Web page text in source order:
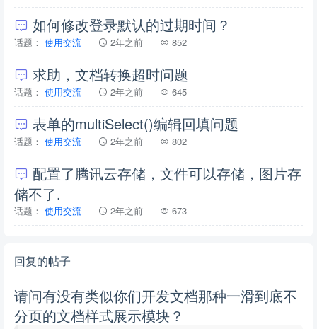
如何修改登录默认的过期时间？
话题： 使用交流 2年之前 852
求助，文档转换超时问题
话题： 使用交流 2年之前 645
表单的multiSelect()编辑回填问题
话题： 使用交流 2年之前 802
配置了腾讯云存储，文件可以存储，图片存
储不了.
话题： 使用交流 2年之前 673
回复的帖子
请问有没有类似你们开发文档那种一滑到底不
分页的文档样式展示模块？